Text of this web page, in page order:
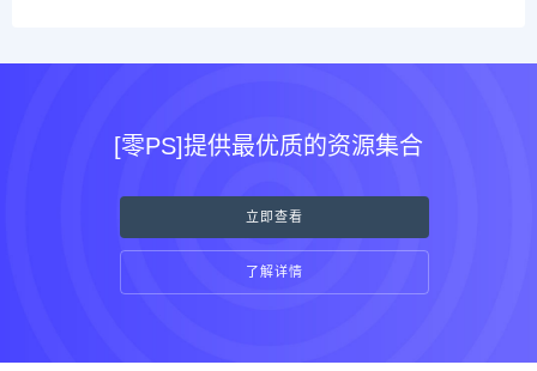
[零PS]提供最优质的资源集合
立即查看
了解详情